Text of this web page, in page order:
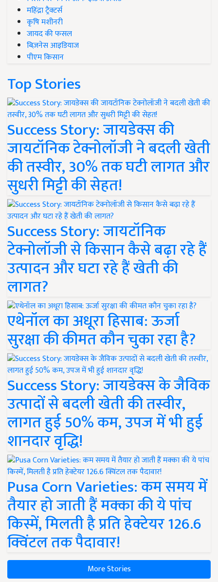
महिंद्रा ट्रैक्टर्स
कृषि मशीनरी
जायद की फसल
बिज़नेस आइडियाज
पीएम किसान
Top Stories
Success Story: जायडेक्स की
जायटॉनिक टेक्नोलॉजी ने बदली खेती
की तस्वीर, 30% तक घटी लागत और
सुधरी मिट्टी की सेहत!
Success Story: जायटॉनिक
टेक्नोलॉजी से किसान कैसे बढ़ा रहे हैं
उत्पादन और घटा रहे हैं खेती की
लागत?
एथेनॉल का अधूरा हिसाब: ऊर्जा
सुरक्षा की कीमत कौन चुका रहा है?
Success Story: जायडेक्स के जैविक
उत्पादों से बदली खेती की तस्वीर,
लागत हुई 50% कम, उपज में भी हुई
शानदार वृद्धि!
Pusa Corn Varieties: कम समय में
तैयार हो जाती हैं मक्का की ये पांच
किस्में, मिलती है प्रति हेक्टेयर 126.6
क्विंटल तक पैदावार!
More Stories